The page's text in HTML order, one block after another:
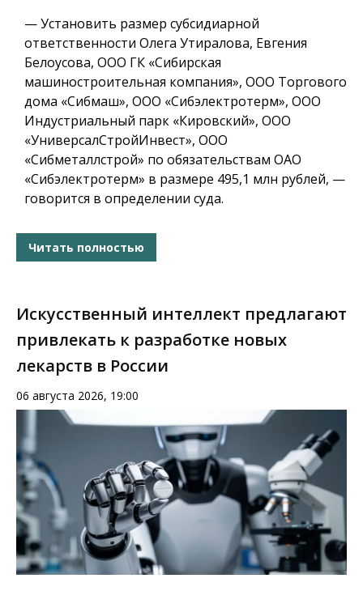
— Установить размер субсидиарной
ответственности Олега Утиралова, Евгения
Белоусова, ООО ГК «Сибирская
машиностроительная компания», ООО Торгового
дома «Сибмаш», ООО «Сибэлектротерм», ООО
Индустриальный парк «Кировский», ООО
«УниверсалСтройИнвест», ООО
«Сибметаллстрой» по обязательствам ОАО
«Сибэлектротерм» в размере 495,1 млн рублей, —
говорится в определении суда.
Читать полностью
Искусственный интеллект предлагают
привлекать к разработке новых
лекарств в России
06 августа 2026, 19:00